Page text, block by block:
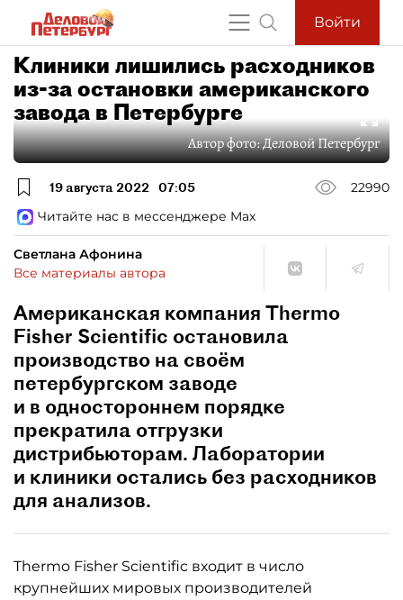
Войти
Клиники лишились расходников
из-за остановки американского
завода в Петербурге
Автор фото:Деловой Петербург
19 августа 2022 07:05
22990
Читайте нас в мессенджере Max
Светлана Афонина
Все материалы автора
Американская компания Thermo
Fisher Scientific остановила
производство на своём
петербургском заводе
и в одностороннем порядке
прекратила отгрузки
дистрибьюторам. Лаборатории
и клиники остались без расходников
для анализов.
Thermo Fisher Scientific входит в число
крупнейших мировых производителей